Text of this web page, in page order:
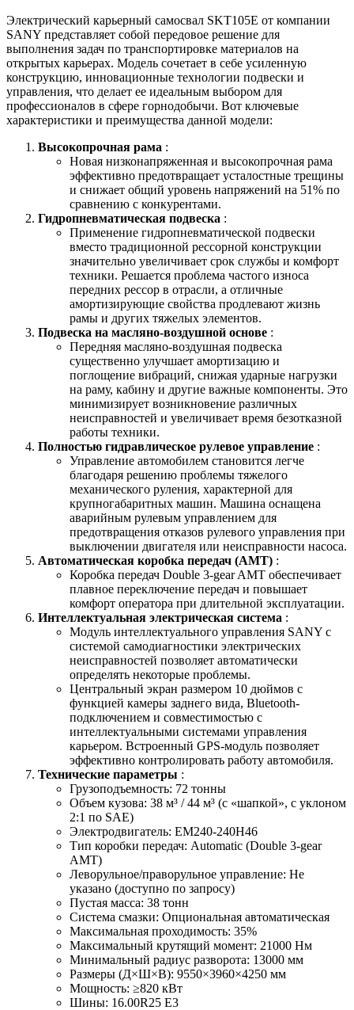
Электрический карьерный самосвал SKT105E от компании
SANY представляет собой передовое решение для
выполнения задач по транспортировке материалов на
открытых карьерах. Модель сочетает в себе усиленную
конструкцию, инновационные технологии подвески и
управления, что делает ее идеальным выбором для
профессионалов в сфере горнодобычи. Вот ключевые
характеристики и преимущества данной модели:
Высокопрочная рама :
Новая низконапряженная и высокопрочная рама
эффективно предотвращает усталостные трещины
и снижает общий уровень напряжений на 51% по
сравнению с конкурентами.
Гидропневматическая подвеска :
Применение гидропневматической подвески
вместо традиционной рессорной конструкции
значительно увеличивает срок службы и комфорт
техники. Решается проблема частого износа
передних рессор в отрасли, а отличные
амортизирующие свойства продлевают жизнь
рамы и других тяжелых элементов.
Подвеска на масляно-воздушной основе :
Передняя масляно-воздушная подвеска
существенно улучшает амортизацию и
поглощение вибраций, снижая ударные нагрузки
на раму, кабину и другие важные компоненты. Это
минимизирует возникновение различных
неисправностей и увеличивает время безотказной
работы техники.
Полностью гидравлическое рулевое управление :
Управление автомобилем становится легче
благодаря решению проблемы тяжелого
механического руления, характерной для
крупногабаритных машин. Машина оснащена
аварийным рулевым управлением для
предотвращения отказов рулевого управления при
выключении двигателя или неисправности насоса.
Автоматическая коробка передач (AMT) :
Коробка передач Double 3-gear AMT обеспечивает
плавное переключение передач и повышает
комфорт оператора при длительной эксплуатации.
Интеллектуальная электрическая система :
Модуль интеллектуального управления SANY с
системой самодиагностики электрических
неисправностей позволяет автоматически
определять некоторые проблемы.
Центральный экран размером 10 дюймов с
функцией камеры заднего вида, Bluetooth-
подключением и совместимостью с
интеллектуальными системами управления
карьером. Встроенный GPS-модуль позволяет
эффективно контролировать работу автомобиля.
Технические параметры :
Грузоподъемность: 72 тонны
Объем кузова: 38 м³ / 44 м³ (c «шапкой», с уклоном
2:1 по SAE)
Электродвигатель: EM240-240H46
Тип коробки передач: Automatic (Double 3-gear
AMT)
Леворульное/праворульное управление: Не
указано (доступно по запросу)
Пустая масса: 38 тонн
Система смазки: Опциональная автоматическая
Максимальная проходимость: 35%
Максимальный крутящий момент: 21000 Нм
Минимальный радиус разворота: 13000 мм
Размеры (Д×Ш×В): 9550×3960×4250 мм
Мощность: ≥820 кВт
Шины: 16.00R25 E3